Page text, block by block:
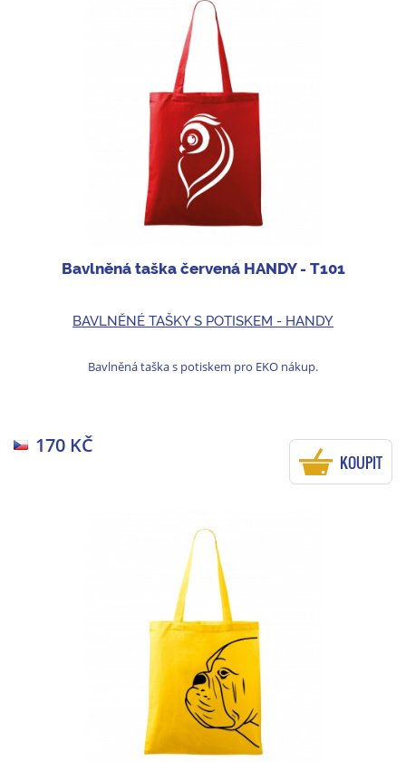
Bavlněná taška červená HANDY - T101
BAVLNĚNÉ TAŠKY S POTISKEM - HANDY
Bavlněná taška s potiskem pro EKO nákup.
170 KČ
KOUPIT